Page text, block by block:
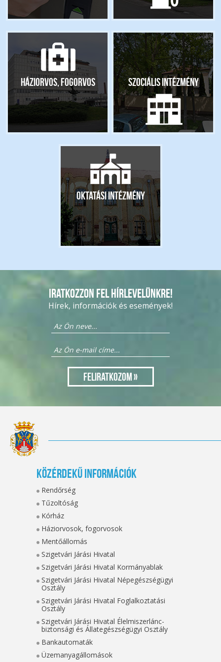
Háziorvos, fogorvos Szociális intézmény
Oktatási intézmény
Iratkozzon fel hírlevelünkre!
Hírek, információk és események!
Közérdekű információk
Rendőrség
Tűzoltóság
Kórház
Háziorvosok, fogorvosok
Mentőállomás
Szigetvári Járási Hivatal
Szigetvári Járási Hivatal Kormányablak
Szigetvári Járási Hivatal Népegészségügyi
Osztály
Szigetvári Járási Hivatal Foglalkoztatási
Osztály
Szigetvári Járási Hivatal Élelmiszerlánc-
biztonsági és Állategészségügyi Osztály
Bankautomaták
Üzemanyagállomások